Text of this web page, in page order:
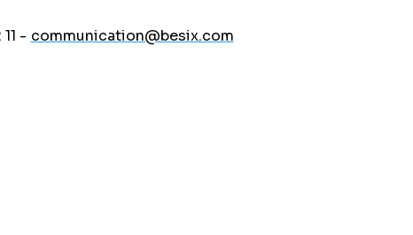
- communication@besix.com